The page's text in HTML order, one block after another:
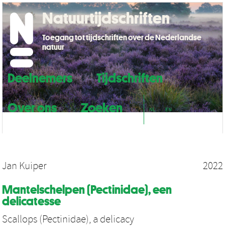
Deelnemers
Tijdschriften
Over ons
Zoeken NL EN
Natuurtijdschriften
Toegang tot tijdschriften over de Nederlandse
natuur
Jan Kuiper 2022
Mantelschelpen (Pectinidae), een
delicatesse
Scallops (Pectinidae), a delicacy